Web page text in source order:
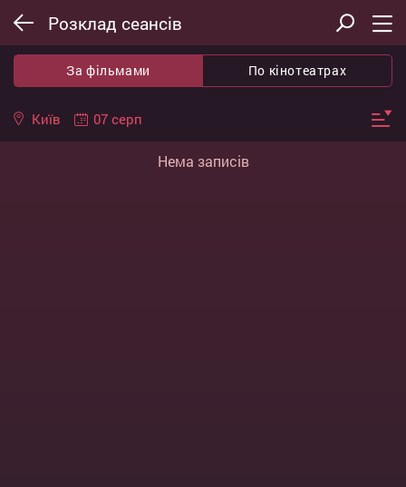
Розклад сеансів
За фільмами По кінотеатрах
Київ 07 серп
Нема записів